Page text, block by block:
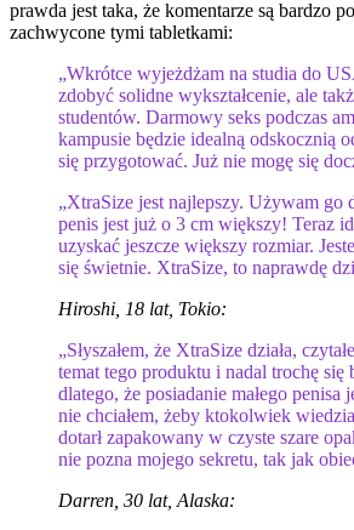
prawda jest taka, że ​​komentarze są bardzo
zachwycone tymi tabletkami:
„Wkrótce wyjeżdżam na studia do
zdobyć solidne wykształcenie, ale
studentów. Darmowy seks podczas
kampusie będzie idealną odskocznią
się przygotować. Już nie mogę się
„XtraSize jest najlepszy. Używam go
penis jest już o 3 cm większy! Teraz
uzyskać jeszcze większy rozmiar.
się świetnie. XtraSize, to naprawdę
Hiroshi, 18 lat, Tokio:
„Słyszałem, że XtraSize działa,
temat tego produktu i nadal trochę się
dlatego, że posiadanie małego
nie chciałem, żeby ktokolwiek
dotarł zapakowany w czyste szare
nie pozna mojego sekretu, tak jak
Darren, 30 lat, Alaska: